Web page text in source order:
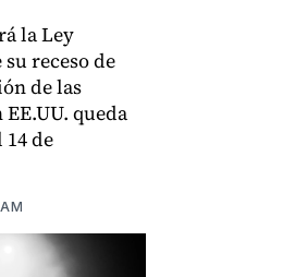
la Ley
receso de
de las
queda
14 de